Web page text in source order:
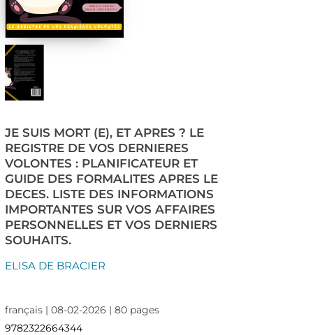
JE SUIS MORT (E), ET APRES ? LE
REGISTRE DE VOS DERNIERES
VOLONTES : PLANIFICATEUR ET
GUIDE DES FORMALITES APRES LE
DECES. LISTE DES INFORMATIONS
IMPORTANTES SUR VOS AFFAIRES
PERSONNELLES ET VOS DERNIERS
SOUHAITS.
ELISA DE BRACIER
français | 08-02-2026 | 80 pages
9782322664344